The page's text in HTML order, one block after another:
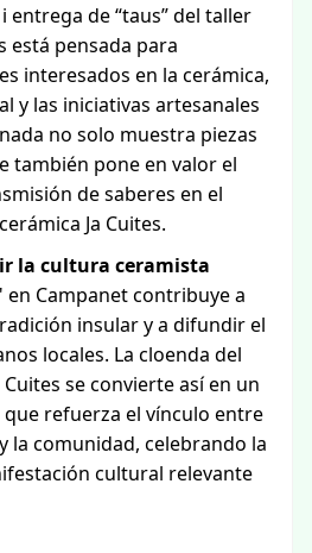
entrega de “taus” del taller
está pensada para
interesados en la cerámica,
y las iniciativas artesanales
no solo muestra piezas
también pone en valor el
de saberes en el
Ja Cuites.
la cultura ceramista
Campanet contribuye a
insular y a difundir el
locales. La cloenda del
se convierte así en un
refuerza el vínculo entre
la comunidad, celebrando la
cultural relevante